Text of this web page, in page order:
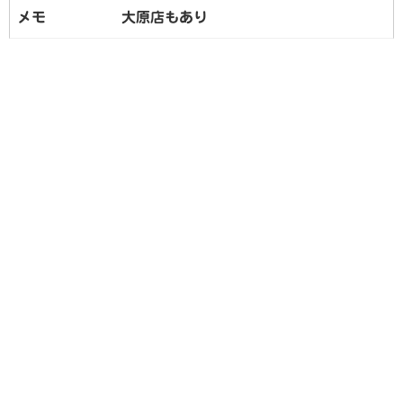
メモ 大原店もあり